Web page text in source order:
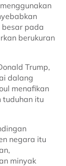
besar pada
berukuran
Trump,
dalang
menafikan
tuduhan itu
negara itu
minyak